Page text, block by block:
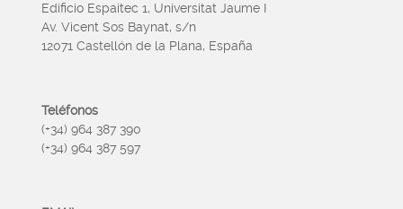
Edificio Espaitec 1, Universitat Jaume I
Av. Vicent Sos Baynat, s/n
12071 Castellón de la Plana, España
Teléfonos
(+34) 964 387 390
(+34) 964 387 597